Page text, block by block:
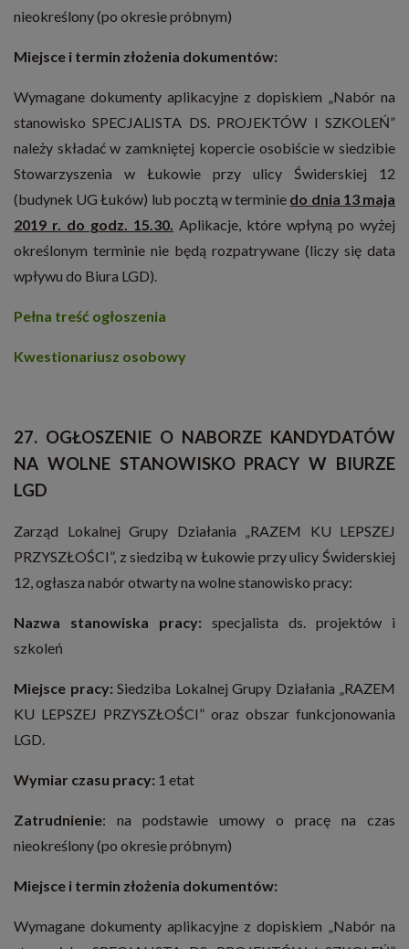
nieokreślony (po okresie próbnym)
Miejsce i termin złożenia dokumentów:
Wymagane dokumenty aplikacyjne z dopiskiem „Nabór na
stanowisko SPECJALISTA DS. PROJEKTÓW I SZKOLEŃ”
należy składać w zamkniętej kopercie osobiście w siedzibie
Stowarzyszenia w Łukowie przy ulicy Świderskiej 12
(budynek UG Łuków) lub pocztą w terminie do dnia 13 maja
2019 r. do godz. 15.30. Aplikacje, które wpłyną po wyżej
określonym terminie nie będą rozpatrywane (liczy się data
wpływu do Biura LGD).
Pełna treść ogłoszenia
Kwestionariusz osobowy
27. OGŁOSZENIE O NABORZE KANDYDATÓW
NA WOLNE STANOWISKO PRACY W BIURZE
LGD
Zarząd Lokalnej Grupy Działania „RAZEM KU LEPSZEJ
PRZYSZŁOŚCI”, z siedzibą w Łukowie przy ulicy Świderskiej
12, ogłasza nabór otwarty na wolne stanowisko pracy:
Nazwa stanowiska pracy: specjalista ds. projektów i
szkoleń
Miejsce pracy: Siedziba Lokalnej Grupy Działania „RAZEM
KU LEPSZEJ PRZYSZŁOŚCI” oraz obszar funkcjonowania
LGD.
Wymiar czasu pracy: 1 etat
Zatrudnienie: na podstawie umowy o pracę na czas
nieokreślony (po okresie próbnym)
Miejsce i termin złożenia dokumentów:
Wymagane dokumenty aplikacyjne z dopiskiem „Nabór na